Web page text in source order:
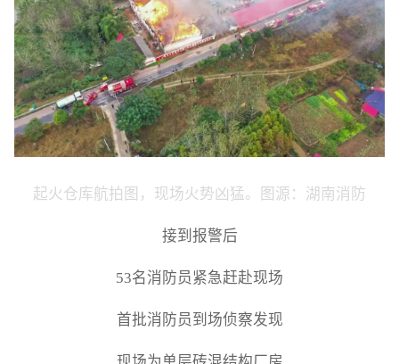
起火仓库航拍图，现场火势凶猛。图源：湖南消防
接到报警后
53名消防员紧急赶赴现场
首批消防员到场侦察发现